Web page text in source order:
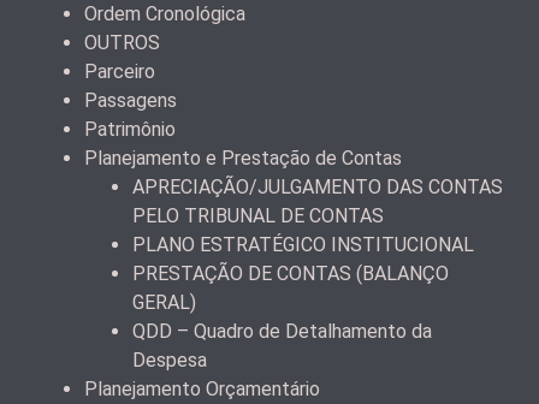
Ordem Cronológica
OUTROS
Parceiro
Passagens
Patrimônio
Planejamento e Prestação de Contas
APRECIAÇÃO/JULGAMENTO DAS CONTAS
PELO TRIBUNAL DE CONTAS
PLANO ESTRATÉGICO INSTITUCIONAL
PRESTAÇÃO DE CONTAS (BALANÇO
GERAL)
QDD – Quadro de Detalhamento da
Despesa
Planejamento Orçamentário